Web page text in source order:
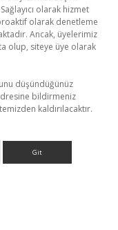
olarak hizmet
olarak denetleme
Ancak, üyelerimiz
olup, siteye üye olarak
düşündüğünüz
bildirmeniz
kaldırılacaktır.